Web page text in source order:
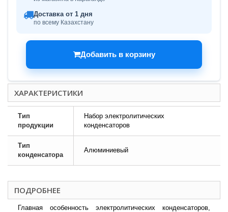
Доставка от 1 дня
по всему Казахстану
Добавить в корзину
ХАРАКТЕРИСТИКИ
Тип
продукции
Набор электролитических
конденсаторов
Тип
конденсатора
Алюминиевый
ПОДРОБНЕЕ
Главная особенность электролитических конденсаторов,